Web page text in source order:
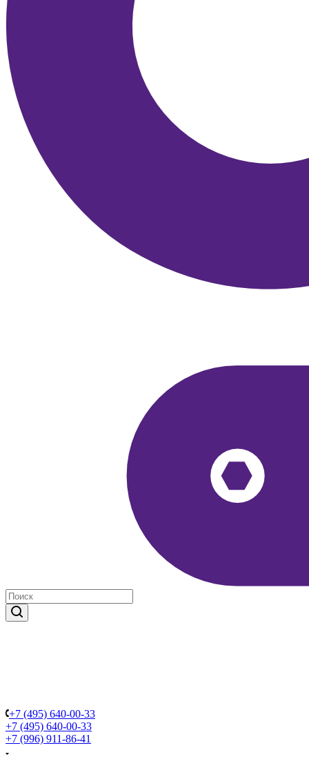
+7 (495) 640-00-33
+7 (495) 640-00-33
+7 (996) 911-86-41